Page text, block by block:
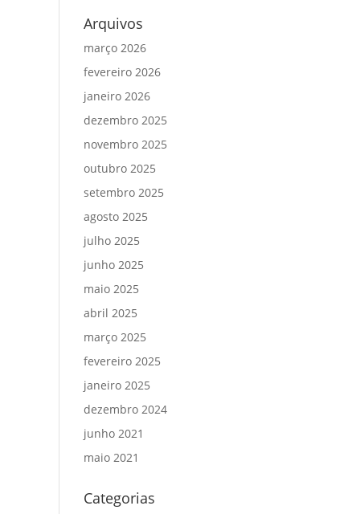
Arquivos
março 2026
fevereiro 2026
janeiro 2026
dezembro 2025
novembro 2025
outubro 2025
setembro 2025
agosto 2025
julho 2025
junho 2025
maio 2025
abril 2025
março 2025
fevereiro 2025
janeiro 2025
dezembro 2024
junho 2021
maio 2021
Categorias